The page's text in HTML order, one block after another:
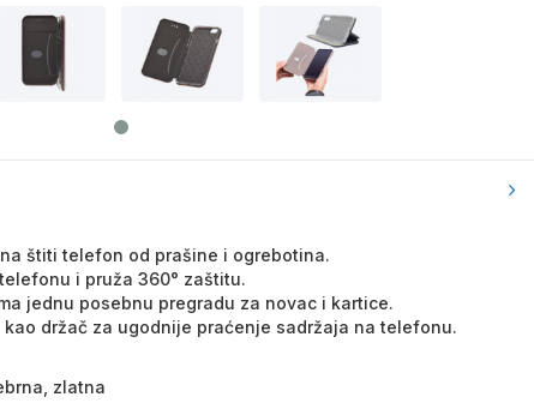
štiti telefon od prašine i ogrebotina.
i pruža 360° zaštitu.
jednu posebnu pregradu za novac i kartice.
držač za ugodnije praćenje sadržaja na telefonu.
zlatna